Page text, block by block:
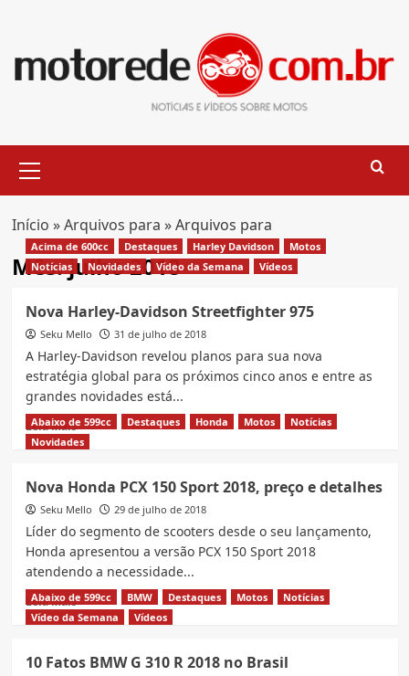
content
Menu
Início »Arquivos para »Arquivos para
Mês:julho 2018
Acima de 600cc Destaques Harley Davidson
Motos
Notícias
Novidades Vídeo da Semana Vídeos
Nova Harley-Davidson Streetfighter 975
Seku Mello 31 de julho de 2018
A Harley-Davidson revelou planos para sua nova
estratégia global para os próximos cinco anos e entre as
grandes novidades está...
Leia MaisRead
more
Harley-
Davidson
Streetfighter
975
Abaixo de 599cc Destaques Honda Motos
Notícias
Novidades
Nova Honda PCX 150 Sport 2018, preço e detalhes
Seku Mello 29 de julho de 2018
Líder do segmento de scooters desde o seu lançamento,
Honda apresentou a versão PCX 150 Sport 2018
atendendo a necessidade...
Leia MaisRead
more
Honda
Abaixo de 599cc BMW Destaques Motos
Notícias
Vídeo da Semana
Vídeos
10 Fatos BMW G 310 R 2018 no Brasil